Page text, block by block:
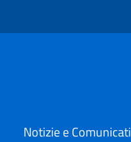
Notizie e Comunicati